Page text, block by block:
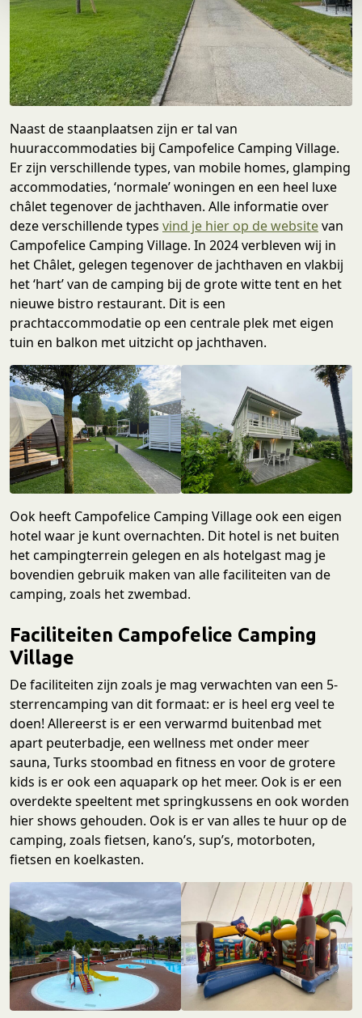
e
Naast de staanplaatsen zijn er tal van
huuraccommodaties bij Campofelice Camping Village.
Er zijn verschillende types, van mobile homes, glamping
accommodaties, ‘normale’ woningen en een heel luxe
châlet tegenover de jachthaven. Alle informatie over
deze verschillende types vind je hier op de websitevan
Campofelice Camping Village. In 2024 verbleven wij in
het Châlet, gelegen tegenover de jachthaven en vlakbij
het ‘hart’ van de camping bij de grote witte tent en het
nieuwe bistro restaurant. Dit is een
prachtaccommodatie op een centrale plek met eigen
tuin en balkon met uitzicht op jachthaven.
Ook heeft Campofelice Camping Village ook een eigen
hotel waar je kunt overnachten. Dit hotel is net buiten
het campingterrein gelegen en als hotelgast mag je
bovendien gebruik maken van alle faciliteiten van de
camping, zoals het zwembad.
Faciliteiten Campofelice Camping
Village
De faciliteiten zijn zoals je mag verwachten van een 5-
sterrencamping van dit formaat: er is heel erg veel te
doen! Allereerst is er een verwarmd buitenbad met
apart peuterbadje, een wellness met onder meer
sauna, Turks stoombad en fitness en voor de grotere
kids is er ook een aquapark op het meer. Ook is er een
overdekte speeltent met springkussens en ook worden
hier shows gehouden. Ook is er van alles te huur op de
camping, zoals fietsen, kano’s, sup’s, motorboten,
fietsen en koelkasten.